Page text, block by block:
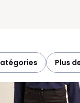
catégories plus